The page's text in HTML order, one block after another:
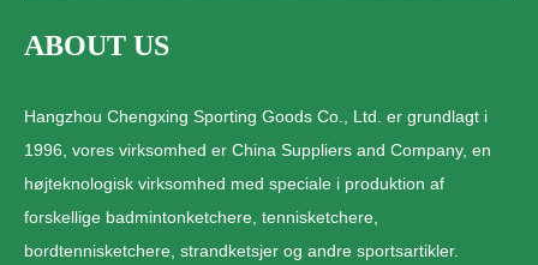
ABOUT US
Hangzhou Chengxing Sporting Goods Co., Ltd. er grundlagt i
1996, vores virksomhed er China Suppliers and Company, en
højteknologisk virksomhed med speciale i produktion af
forskellige badmintonketchere, tennisketchere,
bordtennisketchere, strandketsjer og andre sportsartikler.